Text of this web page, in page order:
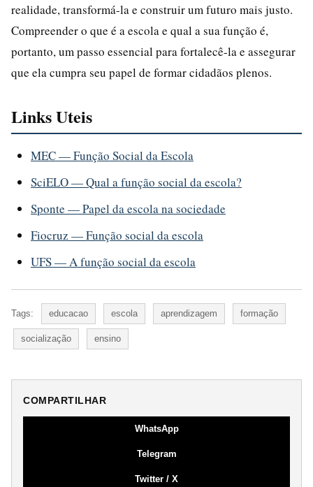
realidade, transformá-la e construir um futuro mais justo.
Compreender o que é a escola e qual a sua função é,
portanto, um passo essencial para fortalecê-la e assegurar
que ela cumpra seu papel de formar cidadãos plenos.
Links Uteis
MEC — Função Social da Escola
SciELO — Qual a função social da escola?
Sponte — Papel da escola na sociedade
Fiocruz — Função social da escola
UFS — A função social da escola
Tags: educacao escola aprendizagem formação
socialização ensino
COMPARTILHAR
WhatsApp
Telegram
Twitter / X